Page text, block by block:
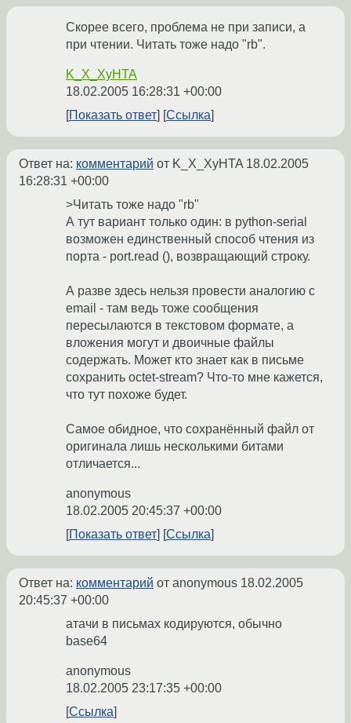
Скорее всего, проблема не при записи, а
при чтении. Читать тоже надо "rb".
K_X_XyHTA
18.02.2005 16:28:31 +00:00
Показать ответ
Ссылка
Ответ на: комментарий от K_X_XyHTA 18.02.2005
16:28:31 +00:00
>Читать тоже надо "rb"
А тут вариант только один: в python-serial
возможен единственный способ чтения из
порта - port.read (), возвращающий строку.
А разве здесь нельзя провести аналогию с
email - там ведь тоже сообщения
пересылаются в текстовом формате, а
вложения могут и двоичные файлы
содержать. Может кто знает как в письме
сохранить octet-stream? Что-то мне кажется,
что тут похоже будет.
Самое обидное, что сохранённый файл от
оригинала лишь несколькими битами
отличается...
anonymous
18.02.2005 20:45:37 +00:00
Показать ответ
Ссылка
Ответ на: комментарий от anonymous 18.02.2005
20:45:37 +00:00
атачи в письмах кодируются, обычно
base64
anonymous
18.02.2005 23:17:35 +00:00
Ссылка